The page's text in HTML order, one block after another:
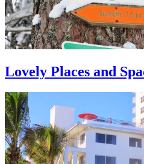
Lovely Places and